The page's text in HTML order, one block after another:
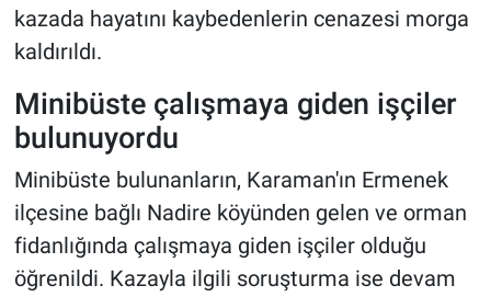
kazada hayatını kaybedenlerin cenazesi morga
kaldırıldı.
Minibüste çalışmaya giden işçiler
bulunuyordu
Minibüste bulunanların, Karaman'ın Ermenek
ilçesine bağlı Nadire köyünden gelen ve orman
fidanlığında çalışmaya giden işçiler olduğu
öğrenildi. Kazayla ilgili soruşturma ise devam